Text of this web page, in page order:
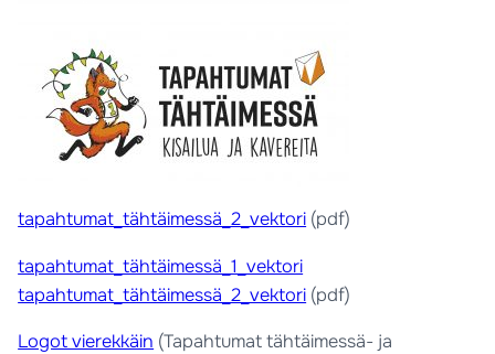
tapahtumat_tähtäimessä_2_vektori (pdf)
tapahtumat_tähtäimessä_1_vektori
tapahtumat_tähtäimessä_2_vektori (pdf)
Logot vierekkäin (Tapahtumat tähtäimessä- ja